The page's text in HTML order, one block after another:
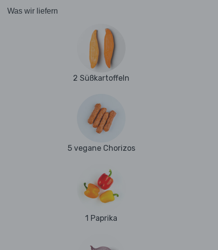
Was wir liefern
2 Süßkartoffeln
5 vegane Chorizos
1 Paprika